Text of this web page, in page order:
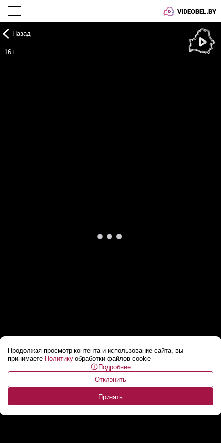
VIDEOBEL.BY
Продолжая просмотр контента и использование сайта, вы
принимаете Политику обработки файлов cookie
Подробнее
Отклонить
Принять
Назад
16+
«Многое зависит от летней кампании» //
Украинский конфликт завершится к